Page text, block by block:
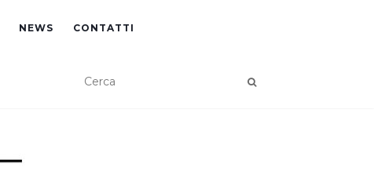
NEWS CONTATTI